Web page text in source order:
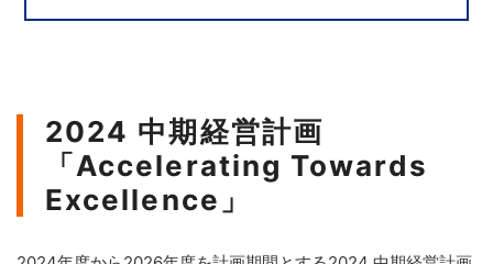
2024 中期経営計画
「Accelerating Towards
Excellence」